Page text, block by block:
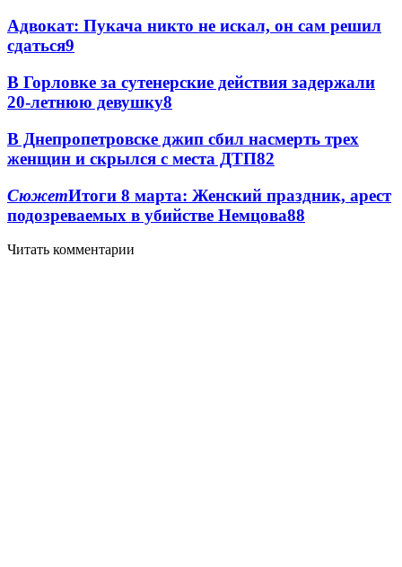
Адвокат: Пукача никто не искал, он сам решил
сдаться9
В Горловке за сутенерские действия задержали
20-летнюю девушку8
В Днепропетровске джип сбил насмерть трех
женщин и скрылся с места ДТП82
СюжетИтоги 8 марта: Женский праздник, арест
подозреваемых в убийстве Немцова88
Читать комментарии